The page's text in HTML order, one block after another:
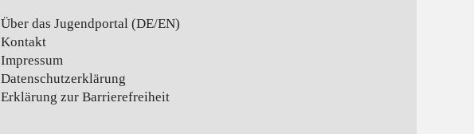
Über das Jugendportal (DE/EN)
Kontakt
Impressum
Datenschutz­erklärung
Erklärung zur Barrierefreiheit